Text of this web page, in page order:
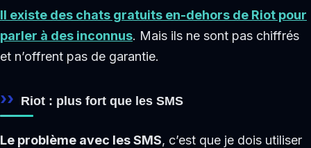
Il existe des chats gratuits en-dehors de Riot pour
parler à des inconnus. Mais ils ne sont pas chiffrés
et n’offrent pas de garantie.
Riot : plus fort que les SMS
Le problème avec les SMS, c’est que je dois utiliser